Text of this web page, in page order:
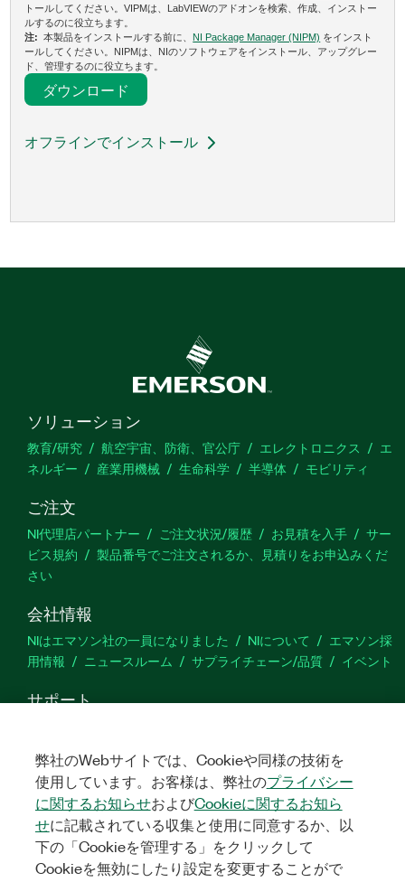
トールしてください。VIPMは、LabVIEWのアドオンを検索、作成、インストー
ルするのに役立ちます。
注:本製品をインストールする前に、 NI Package Manager (NIPM) をインスト
ールしてください。NIPMは、NIのソフトウェアをインストール、アップグレー
ド、管理するのに役立ちます。
ダウンロード
オフラインでインストール
ソリューション
教育/研究 航空宇宙、防衛、官公庁 エレクトロニクス
エ
ネルギー
産業用機械 生命科学 半導体 モビリティ
ご注文
NI代理店パートナー ご注文状況/履歴 お見積を入手
サー
ビス規約
製品番号でご注文されるか、見積りをお申込みくだ
さい
会社情報
NIはエマソン社の一員になりました NIについて
エマソン採
用情報
ニュースルーム サプライチェーン/品質 イベント
サポート
するご意見
TwitterYouTube
弊社のWebサイトでは、Cookieや同様の技術を
使用しています。お客様は、弊社のプライバシー
に関するお知らせおよびCookieに関するお知ら
せに記載されている収集と使用に同意するか、以
下の「Cookieを管理する」をクリックして
Cookieを無効にしたり設定を変更することがで